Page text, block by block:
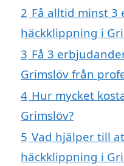
2 Få alltid minst
häckklippning i
3 Få 3
Grimslöv från
4 Hur mycket
Grimslöv?
5 Vad hjälper till
häckklippning i